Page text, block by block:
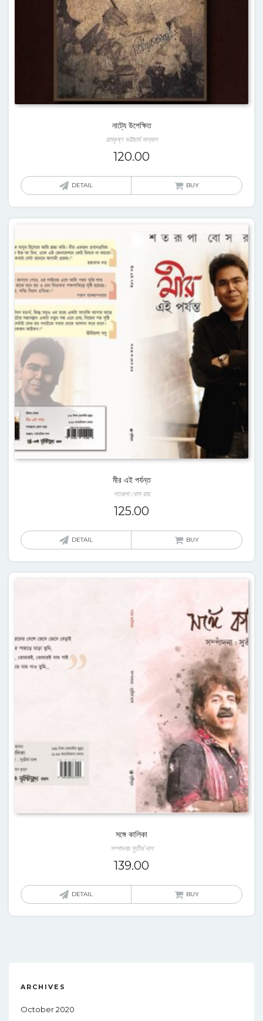
নাট্যে উপেক্ষিত
রামকৃষ্ণ ভট্টাচার্য সান্যাল
120.00
DETAIL BUY
মীর এই পর্যন্ত
শতরূপা বোস রায়
125.00
DETAIL BUY
সঙ্গে কালিকা
সম্পাদনাঃ সুতীর্থ দাশ
139.00
DETAIL BUY
ARCHIVES
October 2020